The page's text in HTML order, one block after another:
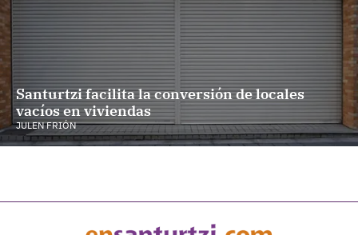
Santurtzi facilita la conversión de locales
vacíos en viviendas
JULEN FRIÓN